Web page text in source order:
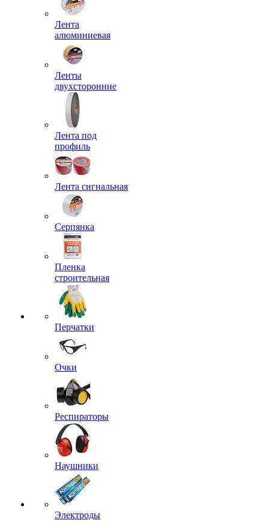
Лента
алюминиевая
Ленты
двухсторонние
Лента под
профиль
Лента сигнальная
Серпянка
Пленка
строительная
Перчатки
Очки
Респираторы
Наушники
Электроды